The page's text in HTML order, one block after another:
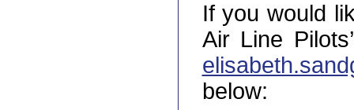
If you would
Air Line
below: